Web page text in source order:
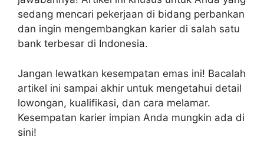
sedang mencari pekerjaan di bidang perbankan
dan ingin mengembangkan karier di salah satu
bank terbesar di Indonesia.
Jangan lewatkan kesempatan emas ini! Bacalah
artikel ini sampai akhir untuk mengetahui detail
lowongan, kualifikasi, dan cara melamar.
Kesempatan karier impian Anda mungkin ada di
sini!